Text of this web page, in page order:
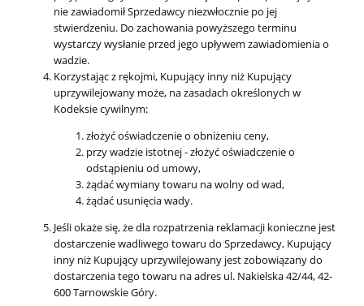
nie zawiadomił Sprzedawcy niezwłocznie po jej
stwierdzeniu. Do zachowania powyższego terminu
wystarczy wysłanie przed jego upływem zawiadomienia o
wadzie.
Korzystając z rękojmi, Kupujący inny niż Kupujący
uprzywilejowany może, na zasadach określonych w
Kodeksie cywilnym:
złożyć oświadczenie o obniżeniu ceny,
przy wadzie istotnej - złożyć oświadczenie o
odstąpieniu od umowy,
żądać wymiany towaru na wolny od wad,
żądać usunięcia wady.
Jeśli okaże się, że dla rozpatrzenia reklamacji konieczne jest
dostarczenie wadliwego towaru do Sprzedawcy, Kupujący
inny niż Kupujący uprzywilejowany jest zobowiązany do
dostarczenia tego towaru na adres ul. Nakielska 42/44, 42-
600 Tarnowskie Góry.